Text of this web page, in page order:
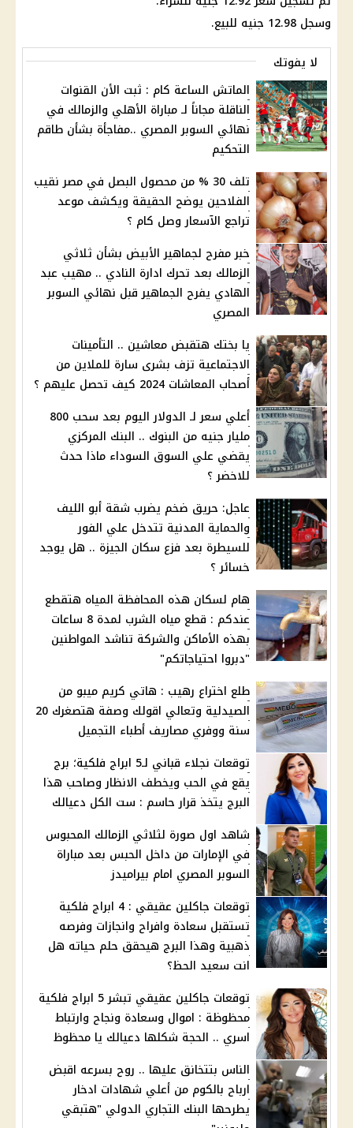
وسجل 12.98 جنيه للبيع.
لا يفوتك
الماتش الساعة كام : ثبت الأن القنوات
الناقلة مجاناً لـ مباراة الأهلي والزمالك في
نهائي السوبر المصري ..مفاجأة بشأن طاقم
التحكيم
تلف 30 % من محصول البصل في مصر نقيب
الفلاحين يوضح الحقيقة ويكشف موعد
تراجع الآسعار وصل كام ؟
خبر مفرح لجماهير الأبيض بشأن ثلاثي
الزمالك بعد تحرك ادارة النادي .. مهيب عبد
الهادي يفرح الجماهير قبل نهائي السوبر
المصري
يا بختك هتقبض معاشين .. التأمينات
الاجتماعية تزف بشرى سارة للملاين من
أصحاب المعاشات 2024 كيف تحصل عليهم ؟
أعلي سعر لـ الدولار اليوم بعد سحب 800
مليار جنيه من البنوك .. البنك المركزي
يقضي علي السوق السوداء ماذا حدث
للاخضر ؟
عاجل: حريق ضخم يضرب شقة أبو الليف
والحماية المدنية تتدخل علي الفور
للسيطرة بعد فزع سكان الجيزة .. هل يوجد
خسائر ؟
هام لسكان هذه المحافظة المياه هتقطع
عندكم : قطع مياه الشرب لمدة 8 ساعات
بهذه الأماكن والشركة تناشد المواطنين
"دبروا احتياجاتكم"
طلع اختراع رهيب : هاتي كريم ميبو من
الصيدلية وتعالي اقولك وصفة هتصغرك 20
سنة ووفري مصاريف أطباء التجميل
توقعات نجلاء قباني لـ5 ابراج فلكية؛ برج
يقع في الحب ويخطف الانظار وصاحب هذا
البرج يتخذ قرار حاسم : ست الكل دعيالك
شاهد اول صورة لثلاثي الزمالك المحبوس
في الإمارات من داخل الحبس بعد مباراة
السوبر المصري امام بيراميدز
توقعات جاكلين عقيقي : 4 ابراج فلكية
تستقبل سعادة وافراح وانجازات وفرصه
ذهبية وهذا البرج هيحقق حلم حياته هل
انت سعيد الحظ؟
توقعات جاكلين عقيقي تبشر 5 ابراج فلكية
محظوظة : اموال وسعادة ونجاح وارتباط
اسري .. الحجة شكلها دعيالك يا محظوظ
الناس بتتخانق عليها .. روح بسرعه اقبض
ارباح بالكوم من أعلي شهادات ادخار
يطرحها البنك التجاري الدولي "هتبقي